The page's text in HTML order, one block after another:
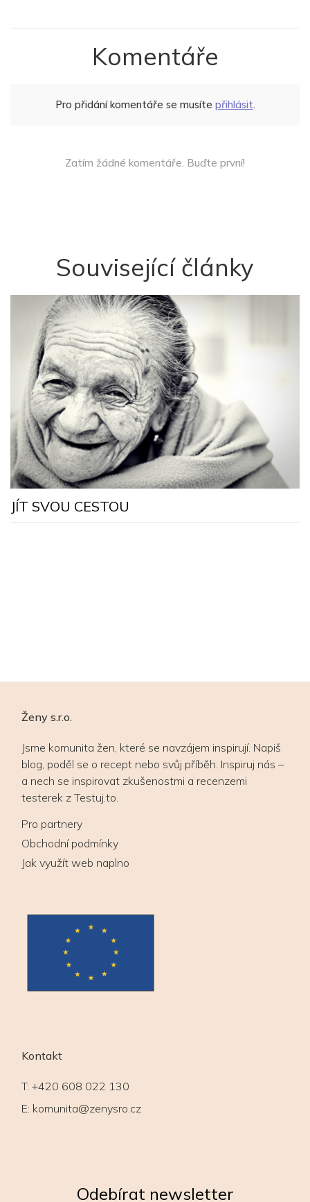
Komentáře
Pro přidání komentáře se musíte přihlásit.
Zatím žádné komentáře. Buďte první!
Související články
JÍT SVOU CESTOU
Ženy s.r.o.
Jsme komunita žen, které se navzájem inspirují. Napiš
blog, poděl se o recept nebo svůj příběh. Inspiruj nás –
a nech se inspirovat zkušenostmi a recenzemi
testerek z Testuj.to.
Pro partnery
Obchodní podmínky
Jak využít web naplno
Kontakt
T: +420 608 022 130
E: komunita@zenysro.cz
Odebírat newsletter